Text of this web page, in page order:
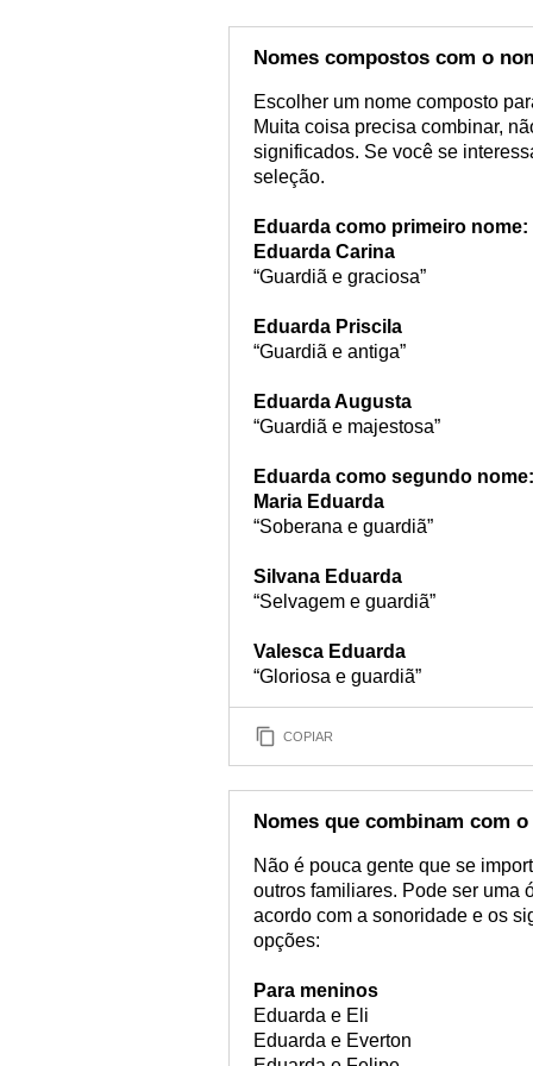
Nomes compostos com o
Escolher um nome composto
Muita coisa precisa combinar,
significados. Se você se
seleção.
Eduarda como primeiro nome:
Eduarda Carina
“Guardiã e graciosa”
Eduarda Priscila
“Guardiã e antiga”
Eduarda Augusta
“Guardiã e majestosa”
Eduarda como segundo nome:
Maria Eduarda
“Soberana e guardiã”
Silvana Eduarda
“Selvagem e guardiã”
Valesca Eduarda
“Gloriosa e guardiã”
COPIAR
Nomes que combinam com
Não é pouca gente que se
outros familiares. Pode ser uma
acordo com a sonoridade e os
opções:
Para meninos
Eduarda e Eli
Eduarda e Everton